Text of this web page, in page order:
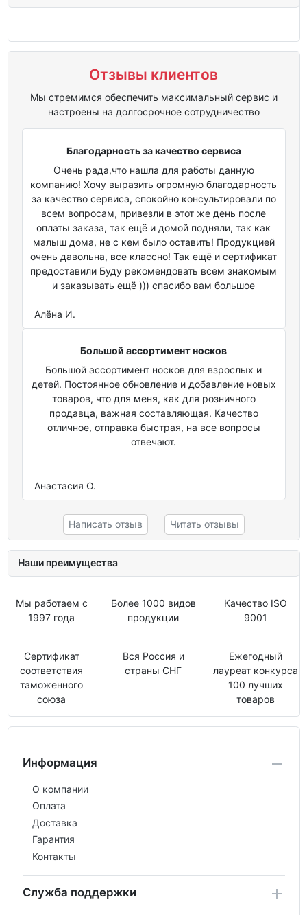
Отзывы клиентов
Мы стремимся обеспечить максимальный сервис и
настроены на долгосрочное сотрудничество
Благодарность за качество сервиса
Очень рада,что нашла для работы данную
компанию! Хочу выразить огромную благодарность
за качество сервиса, спокойно консультировали по
всем вопросам, привезли в этот же день после
оплаты заказа, так ещё и домой подняли, так как
малыш дома, не с кем было оставить! Продукцией
очень давольна, все классно! Так ещё и сертификат
предоставили Буду рекомендовать всем знакомым
и заказывать ещё ))) спасибо вам большое
Алёна И.
Большой ассортимент носков
Большой ассортимент носков для взрослых и
детей. Постоянное обновление и добавление новых
товаров, что для меня, как для розничного
продавца, важная составляющая. Качество
отличное, отправка быстрая, на все вопросы
отвечают.
Анастасия О.
Написать отзыв Читать отзывы
Наши преимущества
Мы работаем с
1997 года
Более 1000 видов
продукции
Качество ISO
9001
Сертификат
соответствия
таможенного
союза
Вся Россия и
страны СНГ
Ежегодный
лауреат конкурса
100 лучших
товаров
Информация
О компании
Оплата
Доставка
Гарантия
Контакты
Служба поддержки